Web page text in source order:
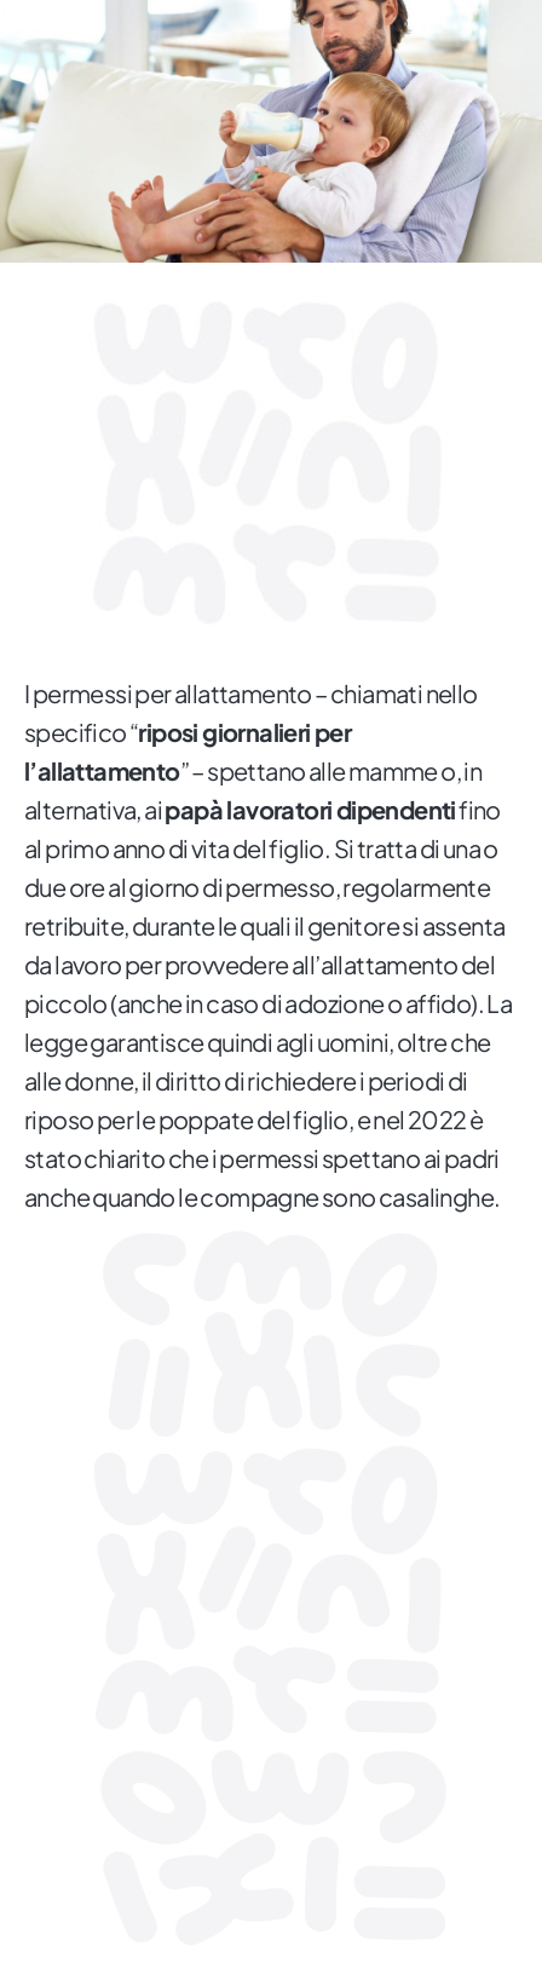
I permessi per allattamento – chiamati nello
specifico “riposi giornalieri per
l’allattamento” – spettano alle mamme o, in
alternativa, aipapà lavoratori dipendentifino
al primo anno di vita del figlio. Si tratta di una o
due ore al giorno di permesso, regolarmente
retribuite, durante le quali il genitore si assenta
da lavoro per provvedere all’allattamento del
piccolo (anche in caso di adozione o affido). La
legge garantisce quindi agli uomini, oltre che
alle donne, il diritto di richiedere i periodi di
riposo per le poppate del figlio, e nel 2022 è
stato chiarito che i permessi spettano ai padri
anche quando le compagne sono casalinghe.